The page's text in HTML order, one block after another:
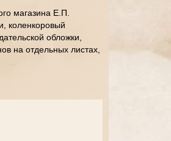
магазина Е.П.
коленкоровый
обложки,
на отдельных листах,